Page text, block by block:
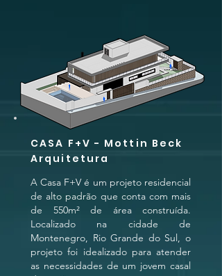
CASA F+V - Mottin Beck
Arquitetura
A Casa F+V é um projeto residencial
de alto padrão que conta com mais
de 550m² de área construída.
Localizado na cidade de
Montenegro, Rio Grande do Sul, o
projeto foi idealizado para atender
as necessidades de um jovem casal